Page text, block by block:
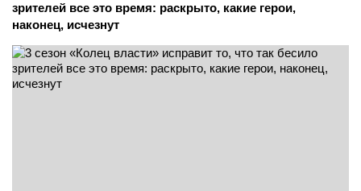
зрителей все это время: раскрыто, какие герои,
наконец, исчезнут